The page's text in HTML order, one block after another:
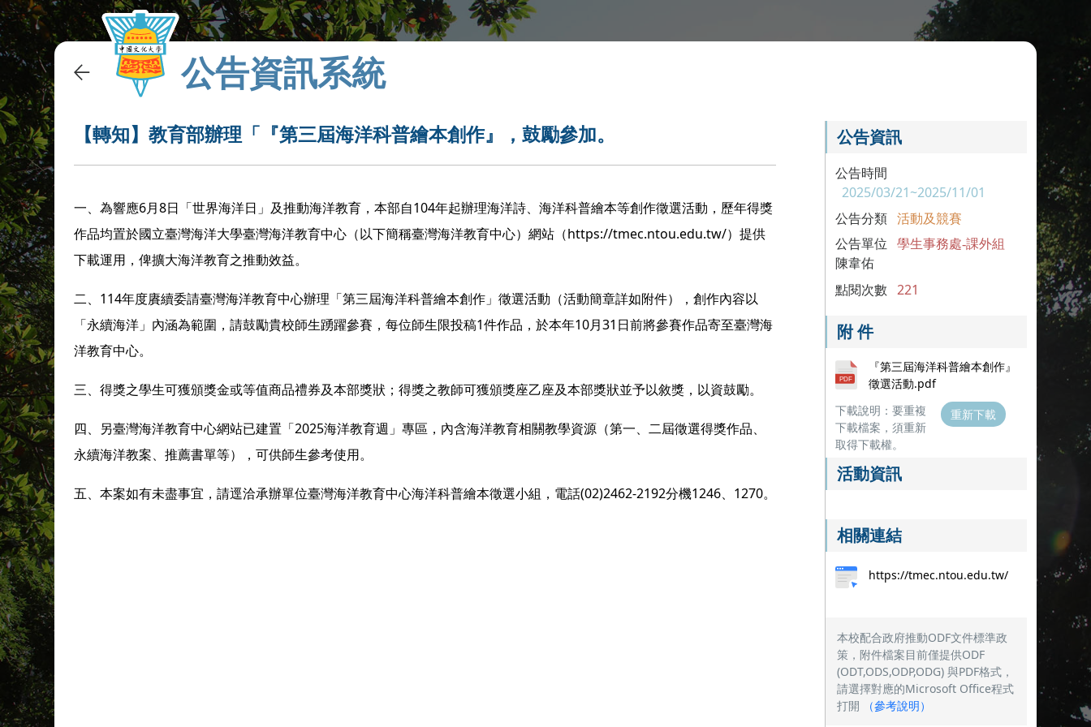
公告資訊系統
【轉知】教育部辦理「『第三屆海洋科普繪本創作』，鼓勵參加。
一、為響應6月8日「世界海洋日」及推動海洋教育，本部自104年起辦理海洋詩、海洋科普繪本等創作徵選活動，歷年得獎
作品均置於國立臺灣海洋大學臺灣海洋教育中心（以下簡稱臺灣海洋教育中心）網站（https://tmec.ntou.edu.tw/）提供
下載運用，俾擴大海洋教育之推動效益。
二、114年度賡續委請臺灣海洋教育中心辦理「第三屆海洋科普繪本創作」徵選活動（活動簡章詳如附件），創作內容以
「永續海洋」內涵為範圍，請鼓勵貴校師生踴躍參賽，每位師生限投稿1件作品，於本年10月31日前將參賽作品寄至臺灣海
洋教育中心。
三、得獎之學生可獲頒獎金或等值商品禮券及本部獎狀；得獎之教師可獲頒獎座乙座及本部獎狀並予以敘獎，以資鼓勵。
四、另臺灣海洋教育中心網站已建置「2025海洋教育週」專區，內含海洋教育相關教學資源（第一、二屆徵選得獎作品、
永續海洋教案、推薦書單等），可供師生參考使用。
五、本案如有未盡事宜，請逕洽承辦單位臺灣海洋教育中心海洋科普繪本徵選小組，電話(02)2462-2192分機1246、1270。
公告資訊
公告時間
2025/03/21~2025/11/01
公告分類 活動及競賽
公告單位
學生事務處-課外組
陳韋佑
點閱次數 221
附 件
『第三屆海洋科普繪本創作』
徵選活動.pdf
下載說明：要重複
下載檔案，須重新
取得下載權。
重新下載
活動資訊
相關連結
https://tmec.ntou.edu.tw/
本校配合政府推動ODF文件標準政
策，附件檔案目前僅提供ODF
(ODT,ODS,ODP,ODG) 與PDF格式，
請選擇對應的Microsoft Office程式
打開
（參考說明）